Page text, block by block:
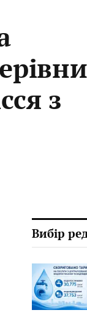
з
Вибір